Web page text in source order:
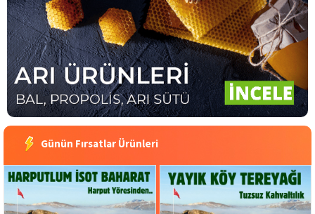
Günün Fırsatlar Ürünleri